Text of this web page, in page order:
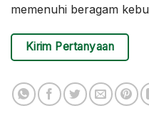
memenuhi beragam
Kirim Pertanyaan